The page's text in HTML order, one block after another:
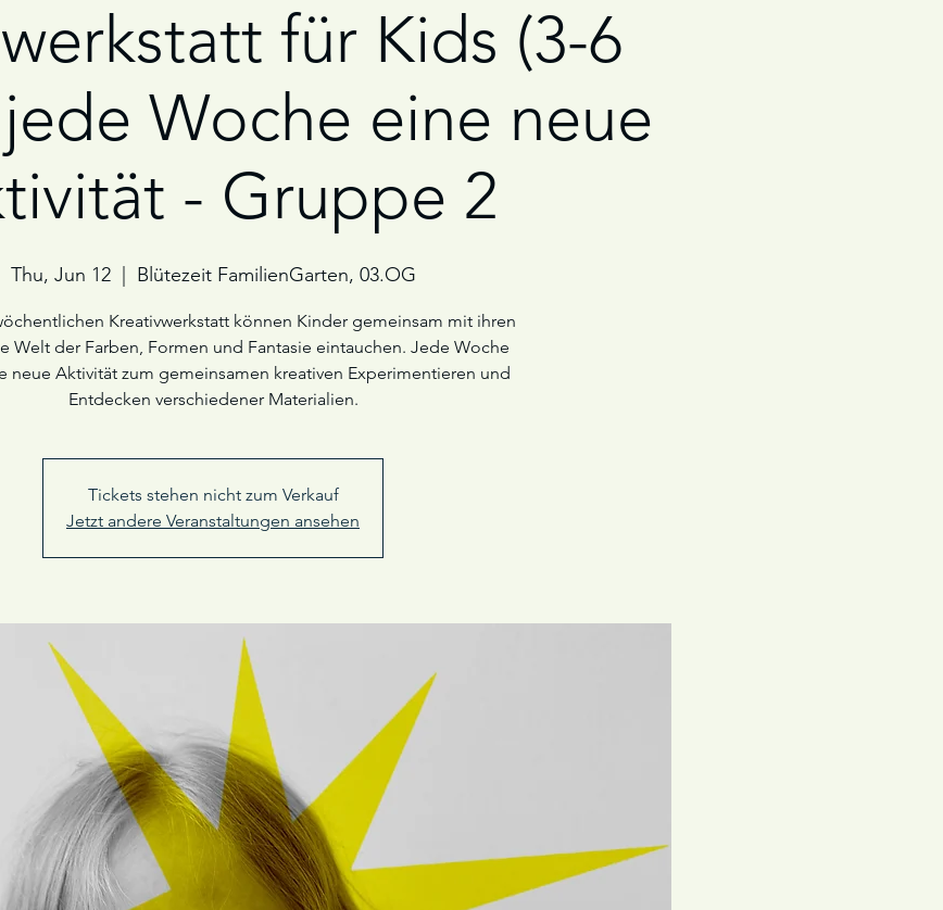
für Kids (3-6
Woche eine neue
- Gruppe 2
Thu, Jun 12
  |
Blütezeit FamilienGarten, 03.OG
Kreativwerkstatt können Kinder gemeinsam mit ihren
Welt der Farben, Formen und Fantasie eintauchen. Jede Woche
neue Aktivität zum gemeinsamen kreativen Experimentieren und
Entdecken verschiedener Materialien.
Tickets stehen nicht zum Verkauf
Jetzt andere Veranstaltungen ansehen